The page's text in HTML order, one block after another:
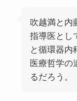
吹越満と内
指導医とし
と循環器
医療哲学の
るだろう。